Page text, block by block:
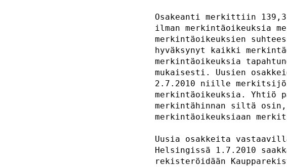
Osakeanti merkittiin
ilman merkintäoikeuksia
merkintäoikeuksien
hyväksynyt kaikki
merkintäoikeuksia
mukaisesti. Uusien
2.7.2010 niille
merkintäoikeuksia.
merkintähinnan siltä
Uusia osakkeita
Helsingissä 1.7.2010
rekisteröidään